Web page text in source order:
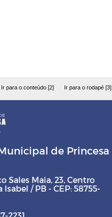
Ir para o conteúdo [2] Ir para o rodapé [3]
de Princesa
Sales Maia, 23, Centro
Isabel / PB - CEP: 58755-